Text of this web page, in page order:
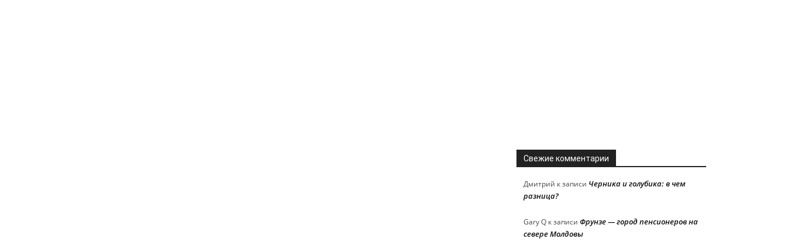
Свежие комментарии
Дмитрий к записи Черника и голубика: в чем
разница?
Gary Q к записи Фрунзе — город пенсионеров на
севере Молдовы